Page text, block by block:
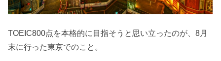
TOEIC800点を本格的に目指そうと思い立ったのが、8月
末に行った東京でのこと。